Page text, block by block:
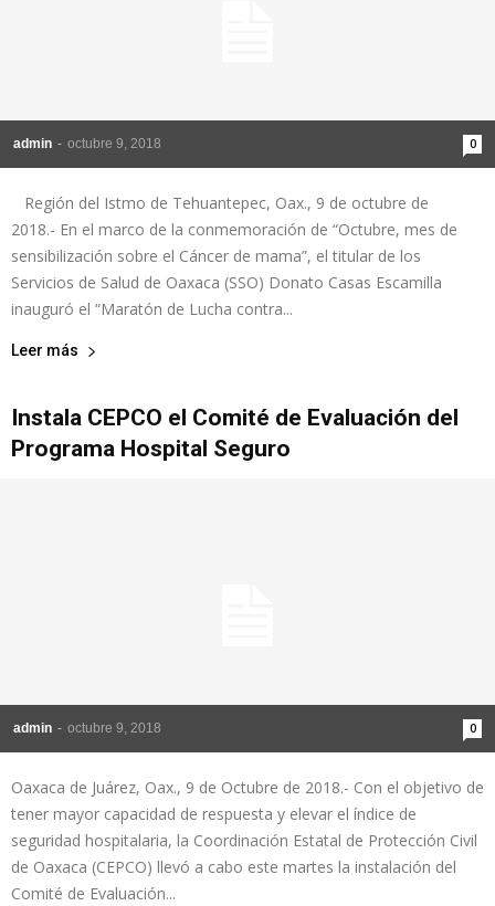
admin - octubre 9, 2018 0
Región del Istmo de Tehuantepec, Oax., 9 de octubre de
2018.- En el marco de la conmemoración de “Octubre, mes de
sensibilización sobre el Cáncer de mama”, el titular de los
Servicios de Salud de Oaxaca (SSO) Donato Casas Escamilla
inauguró el “Maratón de Lucha contra...
Leer más
Instala CEPCO el Comité de Evaluación del
Programa Hospital Seguro
admin - octubre 9, 2018 0
Oaxaca de Juárez, Oax., 9 de Octubre de 2018.- Con el objetivo de
tener mayor capacidad de respuesta y elevar el índice de
seguridad hospitalaria, la Coordinación Estatal de Protección Civil
de Oaxaca (CEPCO) llevó a cabo este martes la instalación del
Comité de Evaluación...